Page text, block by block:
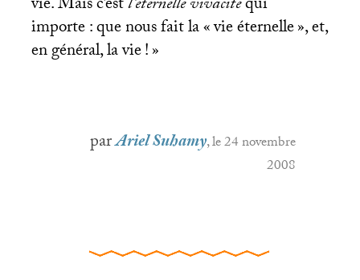
importe : que nous fait la «vie éternelle», et,
en général, la vie!»
parAriel Suhamy, le 24 novembre
2008